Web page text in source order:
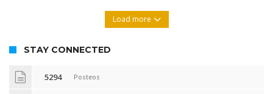
Load more
STAY CONNECTED
5294 Posteos